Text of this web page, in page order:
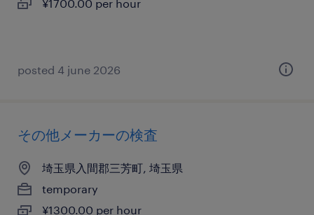
¥1700.00 per hour
posted 4 june 2026
その他メーカーの検査
埼玉県入間郡三芳町, 埼玉県
temporary
¥1300.00 per hour